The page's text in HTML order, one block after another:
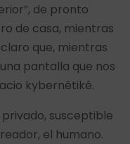
de pronto
de casa, mientras
que, mientras
pantalla que nos
kybernêtikê.
susceptible
el humano.